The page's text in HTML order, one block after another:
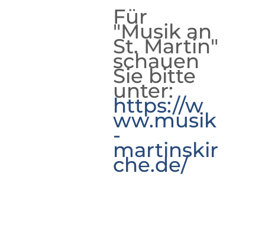
Für
"Musik an
St. Martin"
schauen
Sie bitte
unter:
https://w
ww.musik
-
martinskir
che.de/